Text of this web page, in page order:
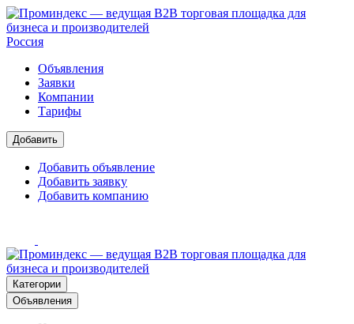
Россия
Объявления
Заявки
Компании
Тарифы
Добавить
Добавить объявление
Добавить заявку
Добавить компанию
Категории
Объявления